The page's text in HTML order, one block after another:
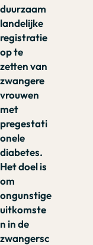
duurzaam
landelijke
registratie
op te
zetten van
zwangere
vrouwen
met
pregestati
onele
diabetes.
Het doel is
om
ongunstige
uitkomste
n in de
zwangersc